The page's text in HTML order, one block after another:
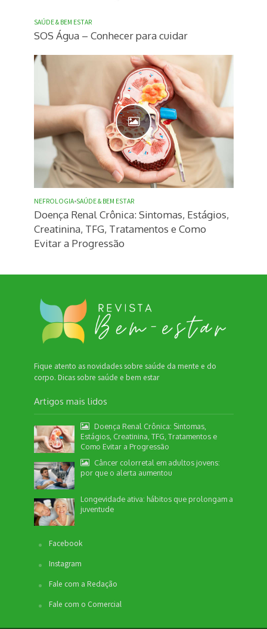
SAÚDE & BEM ESTAR
SOS Água – Conhecer para cuidar
NEFROLOGIA•SAÚDE & BEM ESTAR
Doença Renal Crônica: Sintomas, Estágios,
Creatinina, TFG, Tratamentos e Como
Evitar a Progressão
Fique atento as novidades sobre saúde da mente e do
corpo. Dicas sobre saúde e bem estar
Artigos mais lidos
Doença Renal Crônica: Sintomas,
Estágios, Creatinina, TFG, Tratamentos e
Como Evitar a Progressão
Câncer colorretal em adultos jovens:
por que o alerta aumentou
Longevidade ativa: hábitos que prolongam a
juventude
Facebook
Instagram
Fale com a Redação
Fale com o Comercial